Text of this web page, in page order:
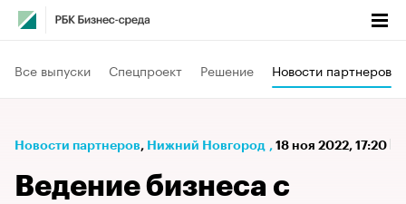
Все выпуски Спецпроект Решение Новости партнеров
Новости партнеров⁠, Нижний Новгород , 18 ноя 2022, 17:20
Ведение бизнеса с